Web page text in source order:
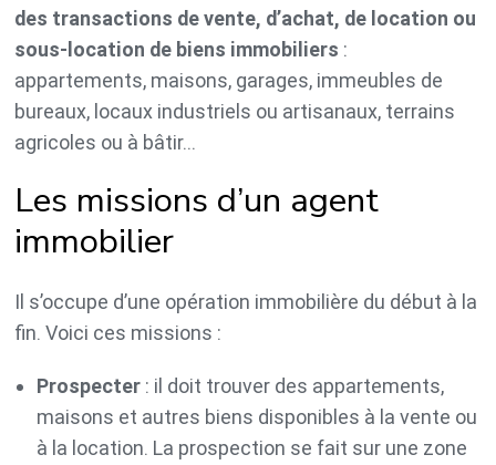
des transactions de vente, d’achat, de location ou
sous-location de biens immobiliers :
appartements, maisons, garages, immeubles de
bureaux, locaux industriels ou artisanaux, terrains
agricoles ou à bâtir…
Les missions d’un agent
immobilier
Il s’occupe d’une opération immobilière du début à la
fin. Voici ces missions :
Prospecter : il doit trouver des appartements,
maisons et autres biens disponibles à la vente ou
à la location. La prospection se fait sur une zone